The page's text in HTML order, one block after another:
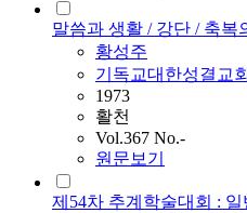
말씀과 생활 / 강단 / 축복
황성주
기독교대한성결교
1973
활천
Vol.367 No.-
원문보기
제54차 추계학술대회 :